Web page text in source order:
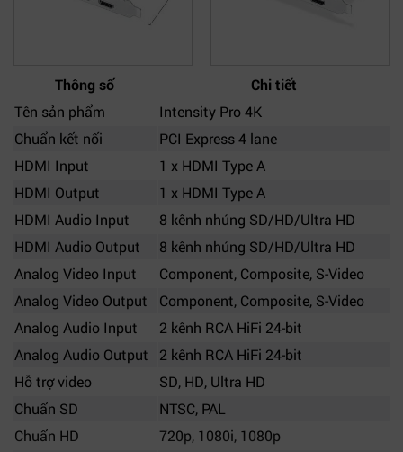
Thông số
Chi tiết
Tên sản phẩm
Intensity Pro 4K
Chuẩn kết nối
PCI Express 4 lane
HDMI Input
1 x HDMI Type A
HDMI Output
1 x HDMI Type A
HDMI Audio Input
8 kênh nhúng SD/HD/Ultra HD
HDMI Audio Output
8 kênh nhúng SD/HD/Ultra HD
Analog Video Input
Component, Composite, S-Video
Analog Video Output
Component, Composite, S-Video
Analog Audio Input
2 kênh RCA HiFi 24-bit
Analog Audio Output
2 kênh RCA HiFi 24-bit
Hỗ trợ video
SD, HD, Ultra HD
Chuẩn SD
NTSC, PAL
Chuẩn HD
720p, 1080i, 1080p